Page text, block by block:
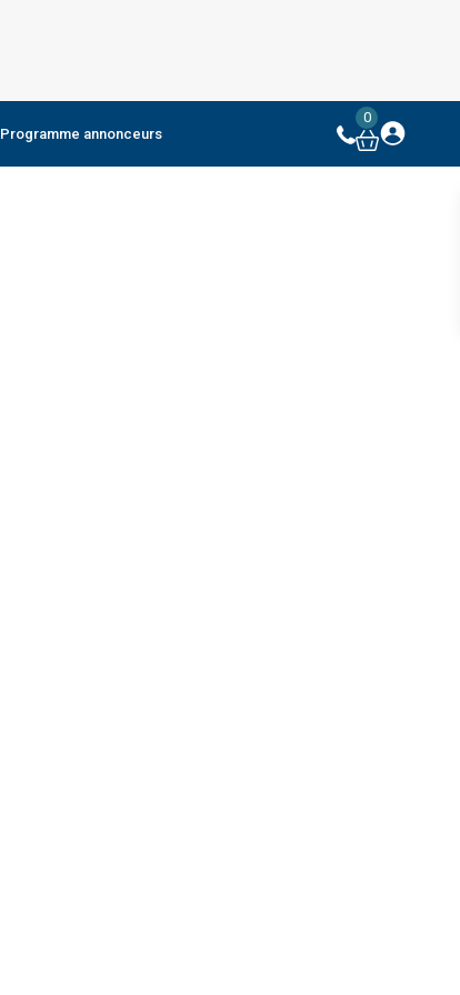
Programme annonceurs
0